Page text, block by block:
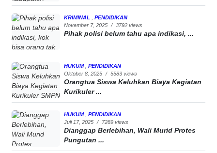
KRIMINAL
PENDIDIKAN
November 7, 2025 / 3792 views
Pihak polisi belum tahu apa indikasi, ...
HUKUM
PENDIDIKAN
Oktober 8, 2025 / 5583 views
Orangtua Siswa Keluhkan Biaya Kegiatan
Kurikuler ...
HUKUM
PENDIDIKAN
Juli 17, 2025 / 7289 views
Dianggap Berlebihan, Wali Murid Protes
Pungutan ...